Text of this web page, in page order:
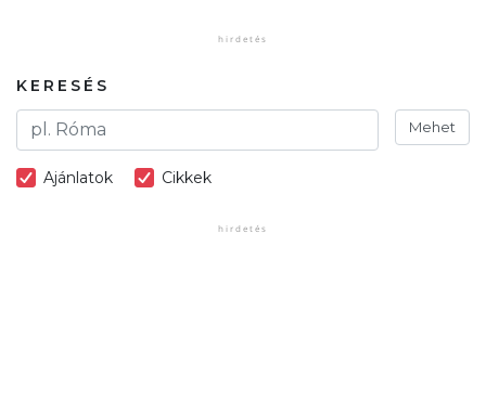
KERESÉS
Mehet
Ajánlatok Cikkek